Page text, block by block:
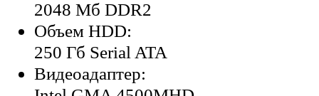
2048 Мб DDR2
Объем HDD:
250 Гб Serial ATA
Видеоадаптер: